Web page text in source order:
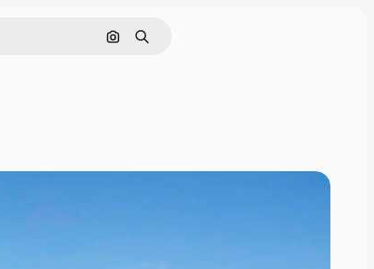
Cerca per immagine
Ricerca